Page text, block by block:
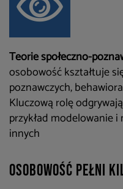
Teorie społeczno-
osobowość kształtuje
poznawczych,
Kluczową rolę
przykład modelowanie
innych
Osobowość pełni